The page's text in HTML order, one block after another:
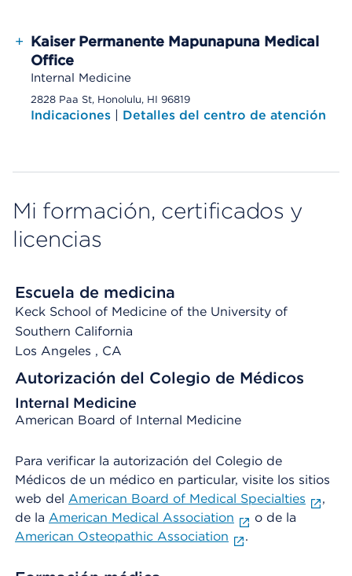
+ Kaiser Permanente Mapunapuna Medical
Office
Internal Medicine
2828 Paa St, Honolulu, HI 96819
Indicaciones | Detalles del centro de atención
Mi formación, certificados y
licencias
Escuela de medicina
Keck School of Medicine of the University of
Southern California
Los Angeles , CA
Autorización del Colegio de Médicos
Internal Medicine
American Board of Internal Medicine
Para verificar la autorización del Colegio de
Médicos de un médico en particular, visite los sitios
web del American Board of Medical Specialties
,
de la American Medical Association
o de la
American Osteopathic Association
.